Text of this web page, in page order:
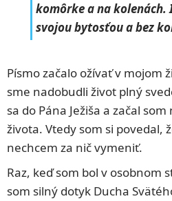
komôrke a na kolenách.
svojou bytosťou a bez
Písmo začalo ožívať v mojom
sme nadobudli život plný
sa do Pána Ježiša a začal
života. Vtedy som si povedal,
nechcem za nič vymeniť.
Raz, keď som bol v osobnom
som silný dotyk Ducha